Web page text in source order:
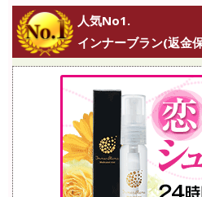
人気No1.
インナーブラン(返金